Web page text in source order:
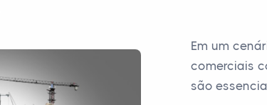
Em um
comerciais
são